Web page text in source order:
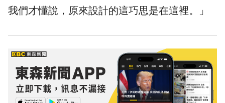
我們才懂說，原來設計的這巧思是在這裡。」